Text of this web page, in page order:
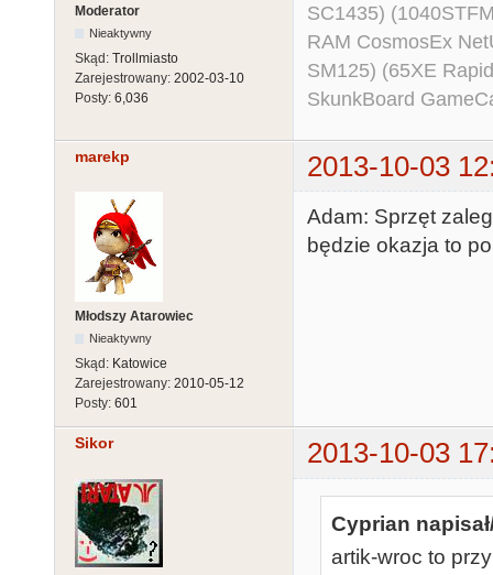
Moderator
Nieaktywny
Skąd: Trollmiasto
Zarejestrowany: 2002-03-10
Posty: 6,036
SC1435)
RAM CosmosEx
SM125) (65XE
SkunkBoard
marekp 2013-10-03
Młodszy Atarowiec
Nieaktywny
Skąd: Katowice
Zarejestrowany: 2010-05-12
Posty: 601
Adam: Sprzęt
będzie okazja to
Sikor 2013-10-03
Cyprian
artik-wroc to